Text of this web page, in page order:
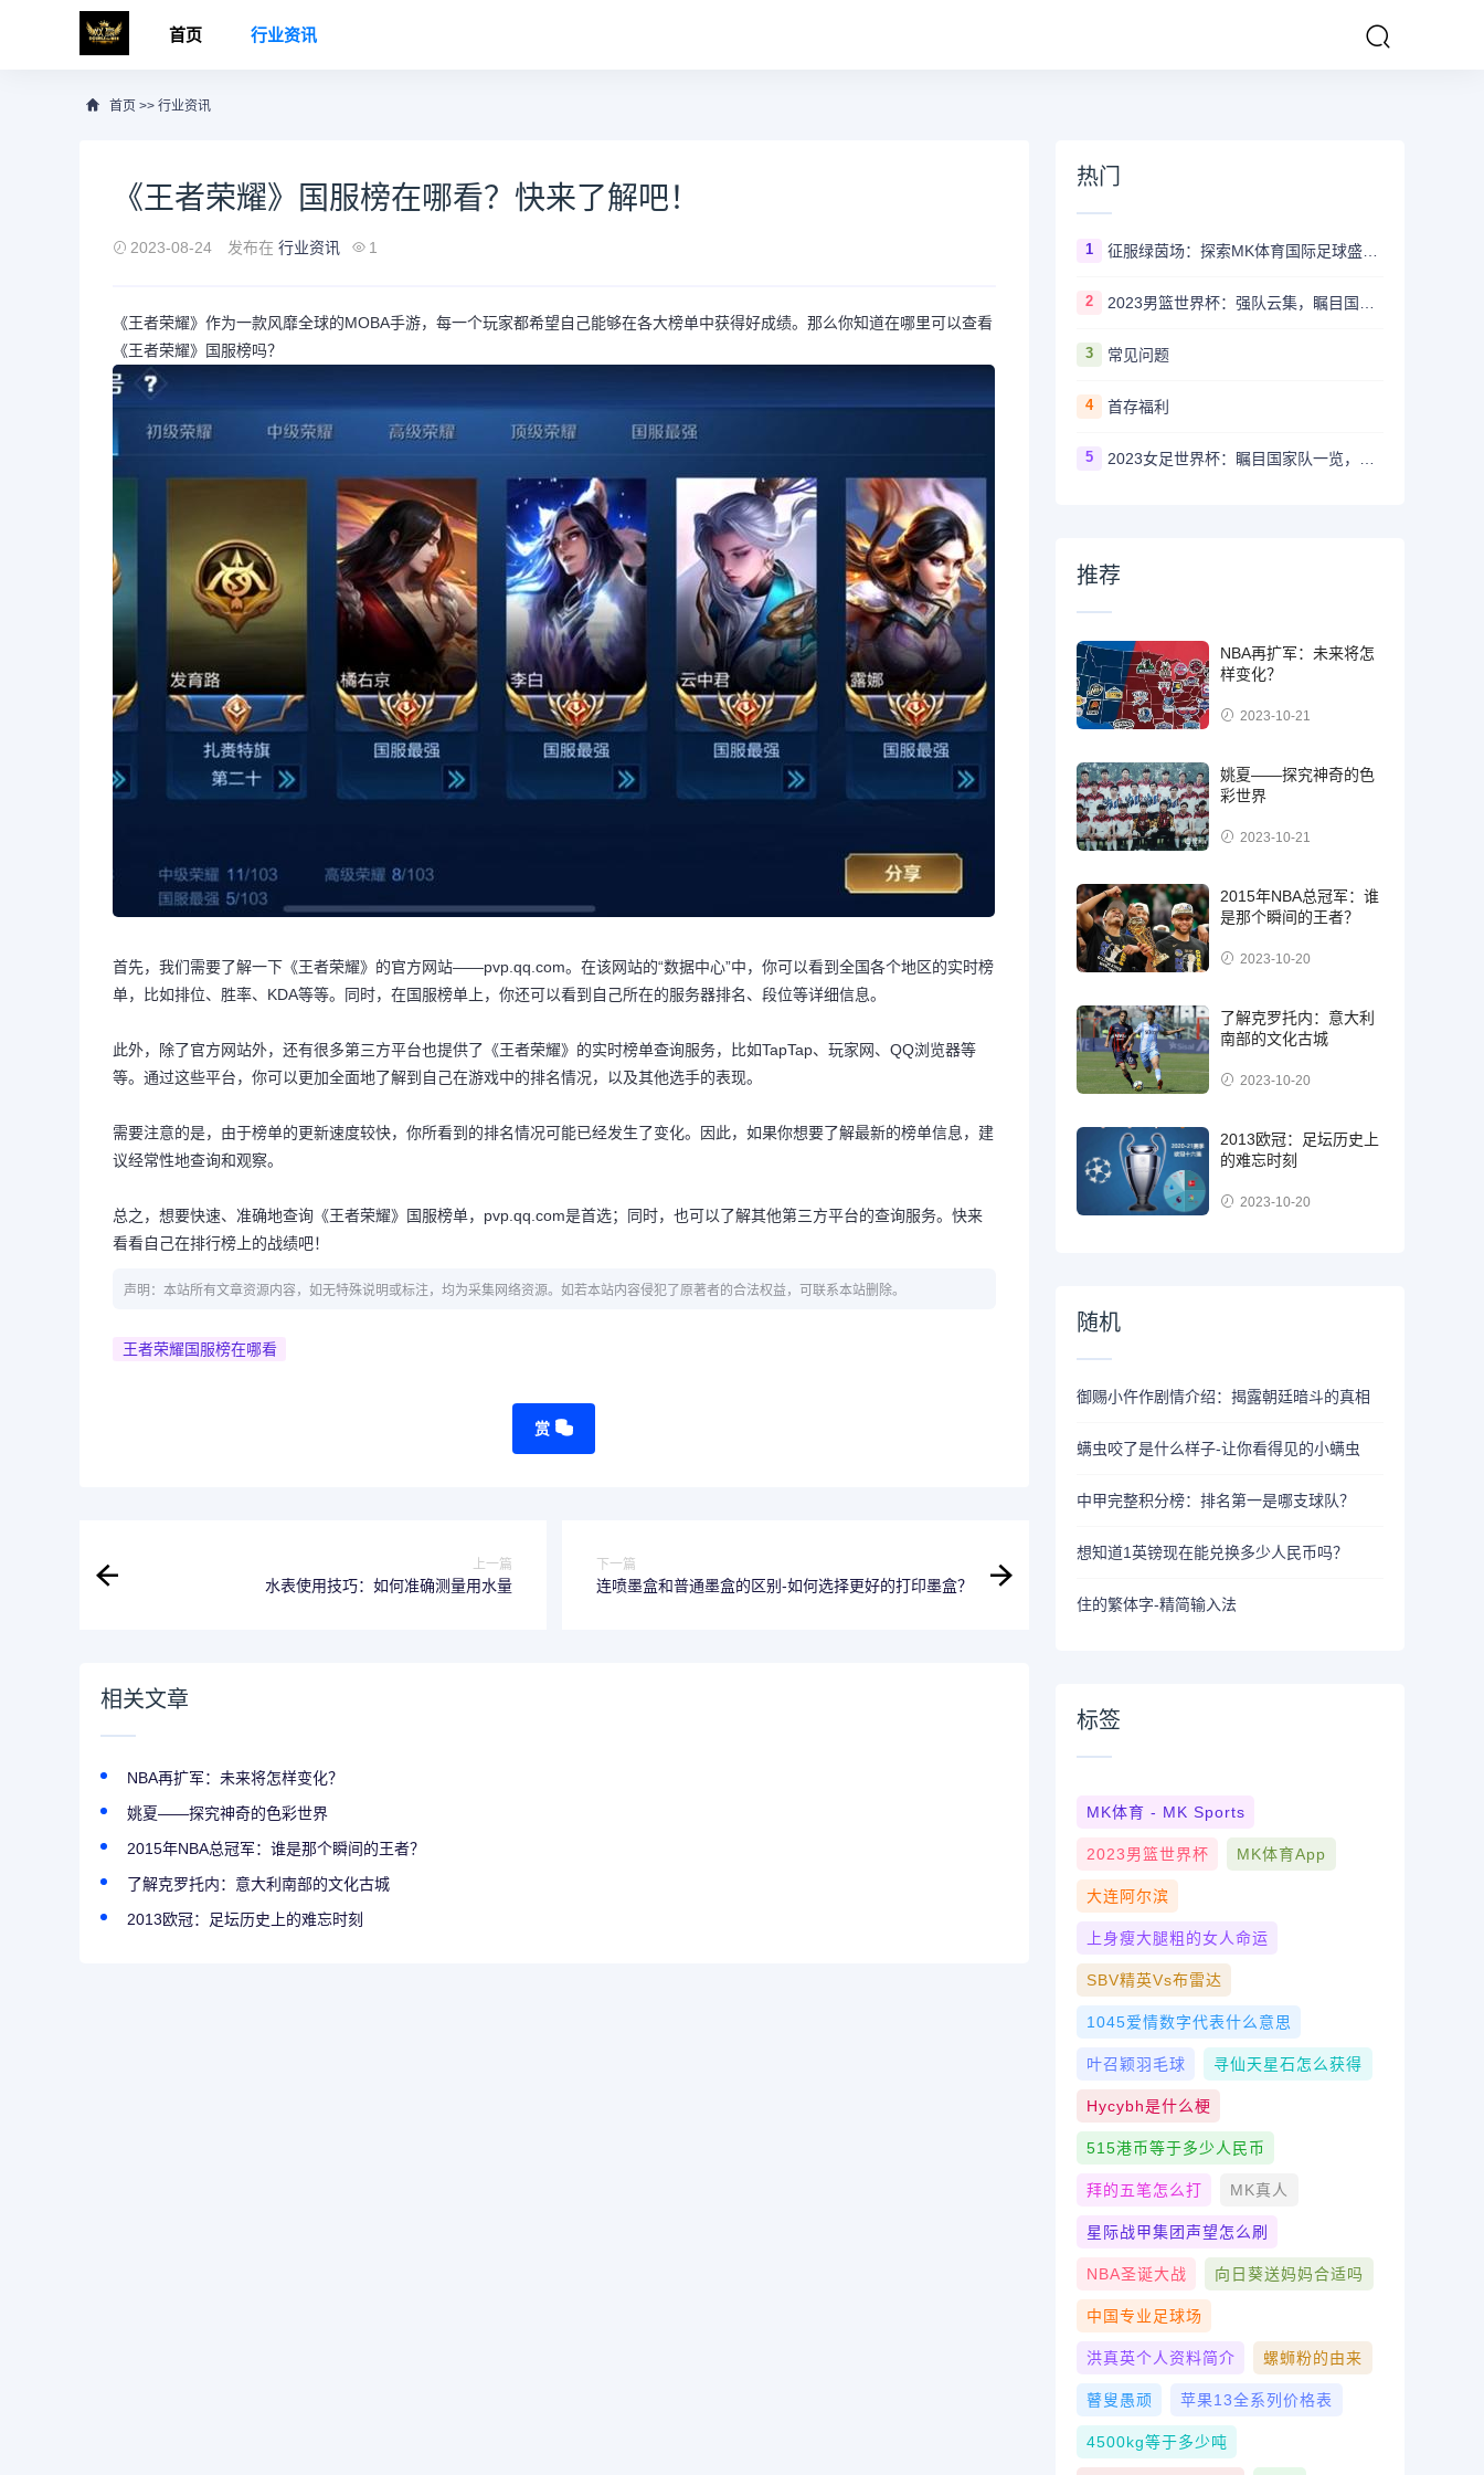
首页 行业资讯
首页 >> 行业资讯
《王者荣耀》国服榜在哪看？快来了解吧！
2023-08-24 发布在 行业资讯 1
《王者荣耀》作为一款风靡全球的MOBA手游，每一个玩家都希望自己能够在各大榜单中获得好成绩。那么你知道在哪里可以查看
《王者荣耀》国服榜吗？
首先，我们需要了解一下《王者荣耀》的官方网站——pvp.qq.com。在该网站的“数据中心”中，你可以看到全国各个地区的实时榜
单，比如排位、胜率、KDA等等。同时，在国服榜单上，你还可以看到自己所在的服务器排名、段位等详细信息。
此外，除了官方网站外，还有很多第三方平台也提供了《王者荣耀》的实时榜单查询服务，比如TapTap、玩家网、QQ浏览器等
等。通过这些平台，你可以更加全面地了解到自己在游戏中的排名情况，以及其他选手的表现。
需要注意的是，由于榜单的更新速度较快，你所看到的排名情况可能已经发生了变化。因此，如果你想要了解最新的榜单信息，建
议经常性地查询和观察。
总之，想要快速、准确地查询《王者荣耀》国服榜单，pvp.qq.com是首选；同时，也可以了解其他第三方平台的查询服务。快来
看看自己在排行榜上的战绩吧！
声明：本站所有文章资源内容，如无特殊说明或标注，均为采集网络资源。如若本站内容侵犯了原著者的合法权益，可联系本站删除。
王者荣耀国服榜在哪看
赏
上一篇
水表使用技巧：如何准确测量用水量
下一篇
连喷墨盒和普通墨盒的区别-如何选择更好的打印墨盒？
相关文章
NBA再扩军：未来将怎样变化？
姚夏——探究神奇的色彩世界
2015年NBA总冠军：谁是那个瞬间的王者？
了解克罗托内：意大利南部的文化古城
2013欧冠：足坛历史上的难忘时刻
热门
1 征服绿茵场：探索MK体育国际足球盛事的辉煌传奇
2
3 常见问题
4 首存福利
5
推荐
NBA再扩军：未来将怎
样变化？
2023-10-21
姚夏——探究神奇的色
彩世界
2023-10-21
2015年NBA总冠军：谁
是那个瞬间的王者？
2023-10-20
了解克罗托内：意大利
南部的文化古城
2023-10-20
2013欧冠：足坛历史上
的难忘时刻
2023-10-20
随机
御赐小仵作剧情介绍：揭露朝廷暗斗的真相
螨虫咬了是什么样子-让你看得见的小螨虫
中甲完整积分榜：排名第一是哪支球队？
想知道1英镑现在能兑换多少人民币吗？
住的繁体字-精简输入法
标签
MK体育 - MK Sports
2023男篮世界杯 MK体育App
大连阿尔滨
上身瘦大腿粗的女人命运
SBV精英vs布雷达
1045爱情数字代表什么意思
叶召颖羽毛球 寻仙天星石怎么获得
Hycybh是什么梗
515港币等于多少人民币
拜的五笔怎么打 MK真人
星际战甲集团声望怎么刷
NBA圣诞大战 向日葵送妈妈合适吗
中国专业足球场
洪真英个人资料简介 螺蛳粉的由来
瞽叟愚顽 苹果13全系列价格表
4500kg等于多少吨